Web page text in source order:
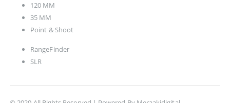
120 MM
35 MM
Point & Shoot
RangeFinder
SLR